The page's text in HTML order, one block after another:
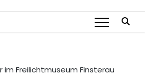
im Freilichtmuseum Finsterau